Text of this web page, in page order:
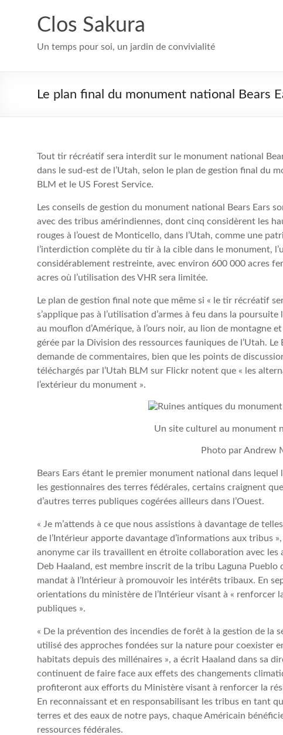
Clos Sakura
Un temps pour soi, un jardin de convivialité
Le plan final du monument national Bears
Tout tir récréatif sera interdit sur le monument national
dans le sud-est de l’Utah, selon le plan de gestion final du
BLM et le US Forest Service.
Les conseils de gestion du monument national Bears Ears
avec des tribus amérindiennes, dont cinq considèrent les
rouges à l’ouest de Monticello, dans l’Utah, comme une
l’interdiction complète du tir à la cible dans le monument,
considérablement restreinte, avec environ 600 000 acres
acres où l’utilisation des VHR sera limitée.
Le plan de gestion final note que même si « le tir récréatif
s’applique pas à l’utilisation d’armes à feu dans la
au mouflon d’Amérique, à l’ours noir, au lion de montagne
gérée par la Division des ressources fauniques de l’Utah.
demande de commentaires, bien que les points de
téléchargés par l’Utah BLM sur Flickr notent que « les
l’extérieur du monument ».
Un site culturel au monument
Photo par Andrew
Bears Ears étant le premier monument national dans
les gestionnaires des terres fédérales, certains craignent
d’autres terres publiques cogérées ailleurs dans l’Ouest.
« Je m’attends à ce que nous assistions à davantage de
de l’Intérieur apporte davantage d’informations aux tribus
anonyme car ils travaillent en étroite collaboration avec les
Deb Haaland, est membre inscrit de la tribu Laguna
mandat à l’Intérieur à promouvoir les intérêts tribaux. En
orientations du ministère de l’Intérieur visant à « renforcer
publiques ».
« De la prévention des incendies de forêt à la gestion de la
utilisé des approches fondées sur la nature pour coexister
habitats depuis des millénaires », a écrit Haaland dans sa
continuent de faire face aux effets des changements
profiteront aux efforts du Ministère visant à renforcer la
En reconnaissant et en responsabilisant les tribus en tant
terres et des eaux de notre pays, chaque Américain
ressources fédérales.